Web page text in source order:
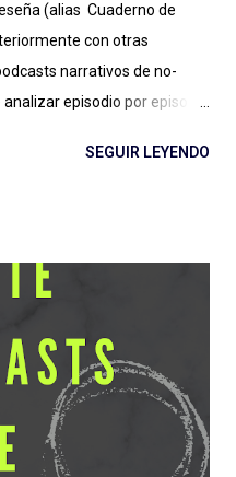
(alias Cuaderno de
con otras
narrativos de no-
episodio por episodio
y el regreso al guión de
de escuchar antes los
(en lo posible) de no
otras . Episodio 1: La Plaga
serie de ficción sobre
un respiro (de la
tema en general) en cuanto
SEGUIR LEYENDO